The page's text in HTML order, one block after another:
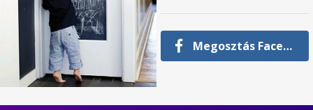
Megosztás Facebookon